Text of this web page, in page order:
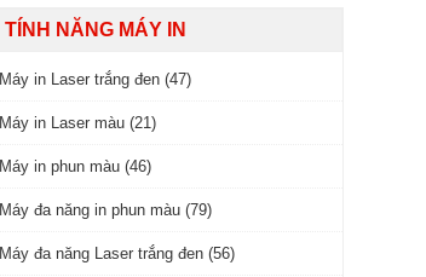
TÍNH NĂNG MÁY IN
Máy in Laser trắng đen (47)
Máy in Laser màu (21)
Máy in phun màu (46)
Máy đa năng in phun màu (79)
Máy đa năng Laser trắng đen (56)